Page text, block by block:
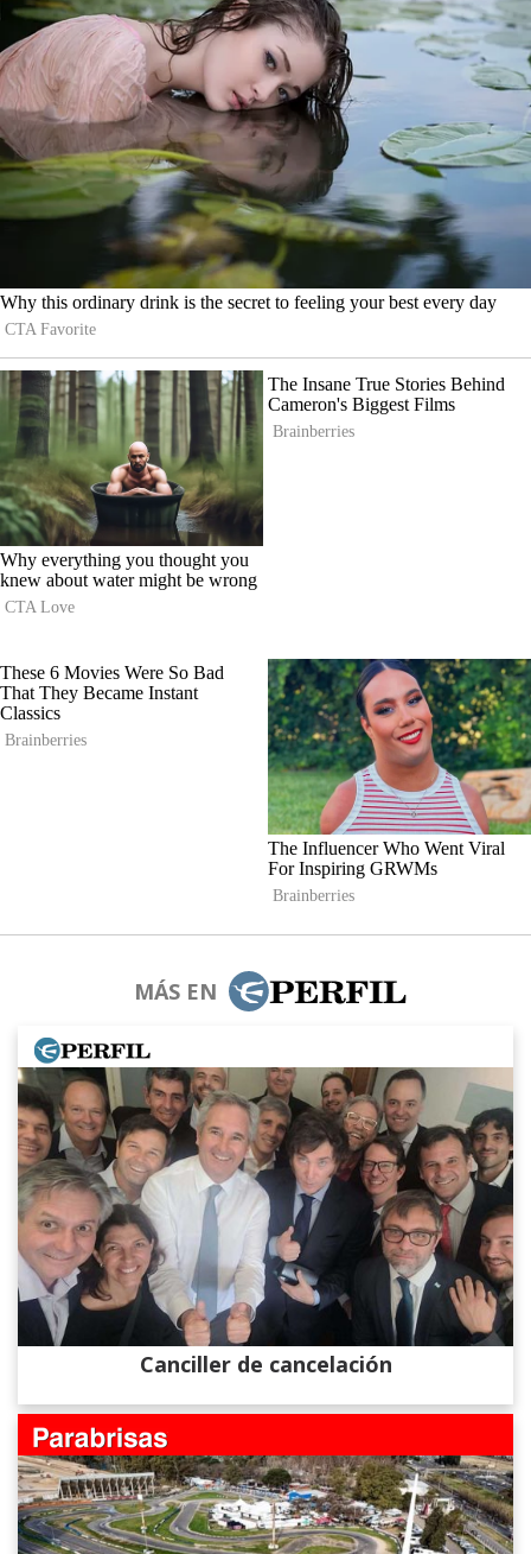
MÁS EN
Canciller de cancelación